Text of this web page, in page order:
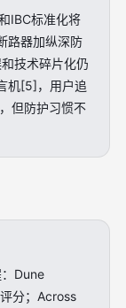
IBC标准化将
路器加纵深防
技术碎片化仍
机[5]，用户追
但防护习惯不
Dune
分；Across